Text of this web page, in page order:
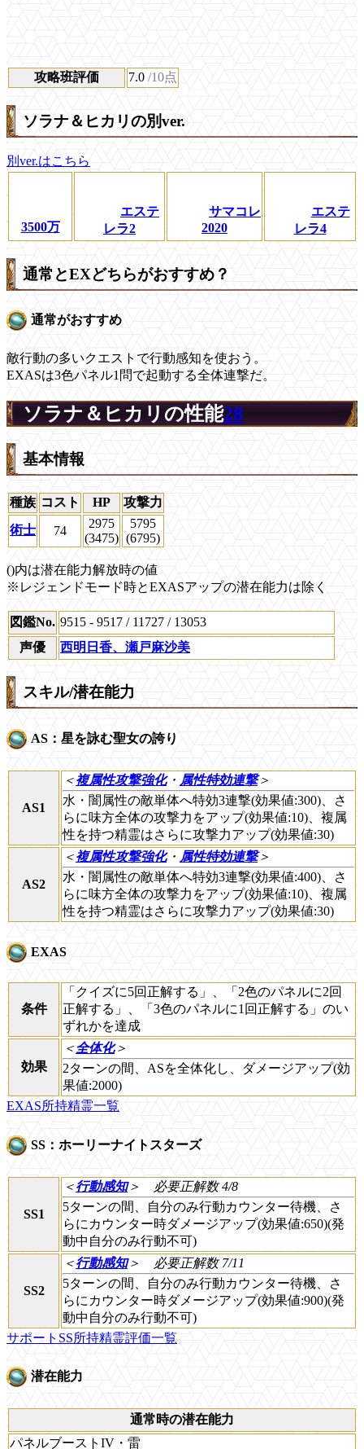
攻略班評価 7.0 /10点
ソラナ＆ヒカリの別ver.
別ver.はこちら
3500万
エステ
レラ2
サマコレ
2020
エステ
レラ4
通常とEXどちらがおすすめ？
通常がおすすめ
敵行動の多いクエストで行動感知を使おう。
EXASは3色パネル1問で起動する全体連撃だ。
ソラナ＆ヒカリの性能28
基本情報
種族 コスト HP
攻撃力
術士
74
2975
(3475)
5795
(6795)
()内は潜在能力解放時の値
※レジェンドモード時とEXASアップの潜在能力は除く
図鑑No. 9515 - 9517 / 11727 / 13053
声優
西明日香、瀬戸麻沙美
スキル/潜在能力
AS：星を詠む聖女の誇り
AS1
＜複属性攻撃強化・ 属性特効連撃＞
水・闇属性の敵単体へ特効3連撃(効果値:300)、さ
らに味方全体の攻撃力をアップ(効果値:10)、複属
性を持つ精霊はさらに攻撃力アップ(効果値:30)
AS2
＜複属性攻撃強化・ 属性特効連撃＞
水・闇属性の敵単体へ特効3連撃(効果値:400)、さ
らに味方全体の攻撃力をアップ(効果値:10)、複属
性を持つ精霊はさらに攻撃力アップ(効果値:30)
EXAS
条件
「クイズに5回正解する」、「2色のパネルに2回
正解する」、「3色のパネルに1回正解する」のい
ずれかを達成
効果
＜全体化＞
2ターンの間、ASを全体化し、ダメージアップ(効
果値:2000)
EXAS所持精霊一覧
SS：ホーリーナイトスターズ
SS1
＜行動感知＞
必要正解数 4/8
5ターンの間、自分のみ行動カウンター待機、さ
らにカウンター時ダメージアップ(効果値:650)(発
動中自分のみ行動不可)
SS2
＜行動感知＞
必要正解数 7/11
5ターンの間、自分のみ行動カウンター待機、さ
らにカウンター時ダメージアップ(効果値:900)(発
動中自分のみ行動不可)
サポートSS所持精霊評価一覧
潜在能力
通常時の潜在能力
パネルブーストIV・雷